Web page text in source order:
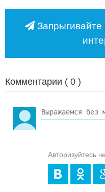
Запрыгивайте
Комментарии ( 0 )
Авторизуйтесь